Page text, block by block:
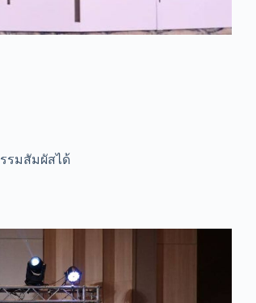
รมสัมผัสได้